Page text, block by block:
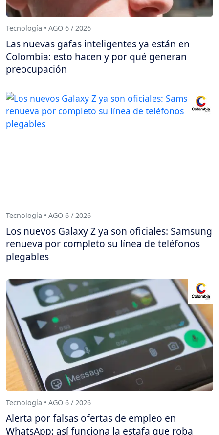
Tecnología • AGO 6 / 2026
Las nuevas gafas inteligentes ya están en
Colombia: esto hacen y por qué generan
preocupación
Tecnología • AGO 6 / 2026
Los nuevos Galaxy Z ya son oficiales: Samsung
renueva por completo su línea de teléfonos
plegables
Tecnología • AGO 6 / 2026
Alerta por falsas ofertas de empleo en
WhatsApp: así funciona la estafa que roba